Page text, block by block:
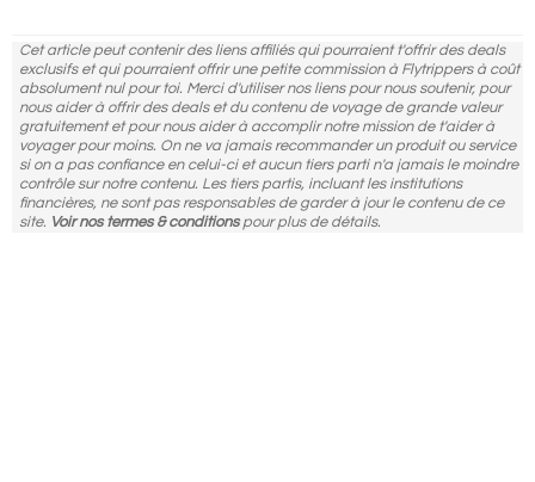
Cet article peut contenir des liens affiliés qui pourraient t'offrir des deals
exclusifs et qui pourraient offrir une petite commission à Flytrippers à coût
absolument nul pour toi. Merci d'utiliser nos liens pour nous soutenir, pour
nous aider à offrir des deals et du contenu de voyage de grande valeur
gratuitement et pour nous aider à accomplir notre mission de t'aider à
voyager pour moins. On ne va jamais recommander un produit ou service
si on a pas confiance en celui-ci et aucun tiers parti n'a jamais le moindre
contrôle sur notre contenu. Les tiers partis, incluant les institutions
financières, ne sont pas responsables de garder à jour le contenu de ce
site. Voir nos termes & conditionspour plus de détails.